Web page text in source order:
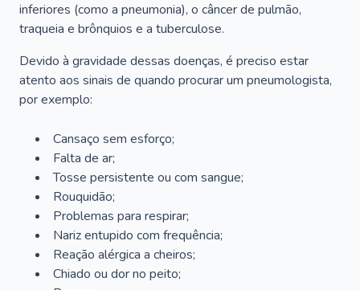
inferiores (como a pneumonia), o câncer de pulmão,
traqueia e brônquios e a tuberculose.
Devido à gravidade dessas doenças, é preciso estar
atento aos sinais de quando procurar um pneumologista,
por exemplo:
Cansaço sem esforço;
Falta de ar;
Tosse persistente ou com sangue;
Rouquidão;
Problemas para respirar;
Nariz entupido com frequência;
Reação alérgica a cheiros;
Chiado ou dor no peito;